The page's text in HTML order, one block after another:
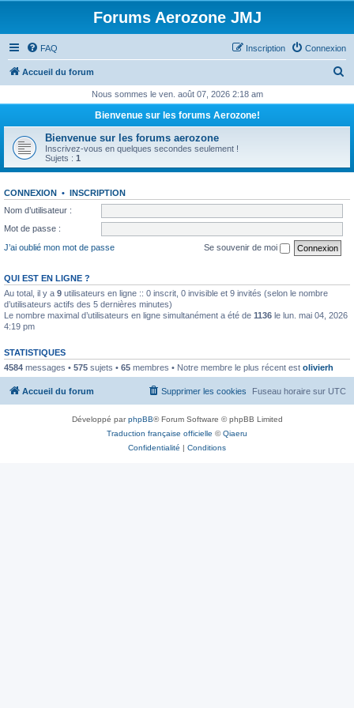
Forums Aerozone JMJ
FAQ Connexion
Inscription
Accueil du forum
h
r
Nous sommes le ven. août 07, 2026 2:18 am
Bienvenue sur les forums Aerozone!
Bienvenue sur les forums aerozone
Inscrivez-vous en quelques secondes seulement !
Sujets : 1
CONNEXION • INSCRIPTION
Nom d’utilisateur :
Mot de passe :
J’ai oublié mon mot de passe
Se souvenir de moi
QUI EST EN LIGNE ?
Au total, il y a 9 utilisateurs en ligne :: 0 inscrit, 0 invisible et 9 invités (selon le nombre
d’utilisateurs actifs des 5 dernières minutes)
Le nombre maximal d’utilisateurs en ligne simultanément a été de 1136 le lun. mai 04, 2026
4:19 pm
STATISTIQUES
4584 messages • 575 sujets • 65 membres • Notre membre le plus récent est olivierh
Accueil du forum Fuseau horaire sur UTC
Supprimer les cookies
Développé parphpBB® Forum Software © phpBB Limited
Traduction française officielle ©Qiaeru
Confidentialité | Conditions